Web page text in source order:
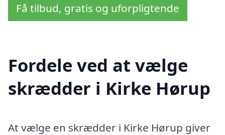
Få tilbud, gratis og uforpligtende
Fordele ved at vælge
skrædder i Kirke Hørup
At vælge en skrædder i Kirke Hørup giver